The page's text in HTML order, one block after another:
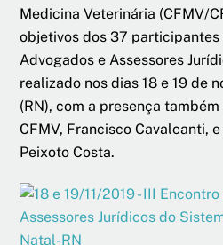
Medicina Veterinária (CFMV/
objetivos dos 37
Advogados e Assessores
realizado nos dias 18 e 19 de
(RN), com a presença
CFMV, Francisco Cavalcanti,
Peixoto Costa.